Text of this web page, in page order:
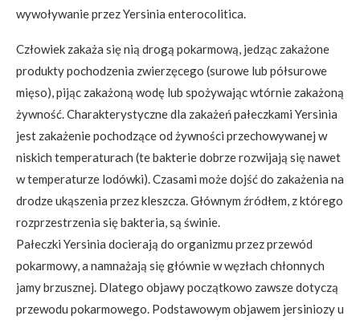
wywoływanie przez Yersinia enterocolitica.
Człowiek zakaża się nią drogą pokarmową, jedząc zakażone
produkty pochodzenia zwierzęcego (surowe lub półsurowe
mięso), pijąc zakażoną wodę lub spożywając wtórnie zakażoną
żywność. Charakterystyczne dla zakażeń pałeczkami Yersinia
jest zakażenie pochodzące od żywności przechowywanej w
niskich temperaturach (te bakterie dobrze rozwijają się nawet
w temperaturze lodówki). Czasami może dojść do zakażenia na
drodze ukąszenia przez kleszcza. Głównym źródłem, z którego
rozprzestrzenia się bakteria, są świnie.
Pałeczki Yersinia docierają do organizmu przez przewód
pokarmowy, a namnażają się głównie w węzłach chłonnych
jamy brzusznej. Dlatego objawy początkowo zawsze dotyczą
przewodu pokarmowego. Podstawowym objawem jersiniozy u